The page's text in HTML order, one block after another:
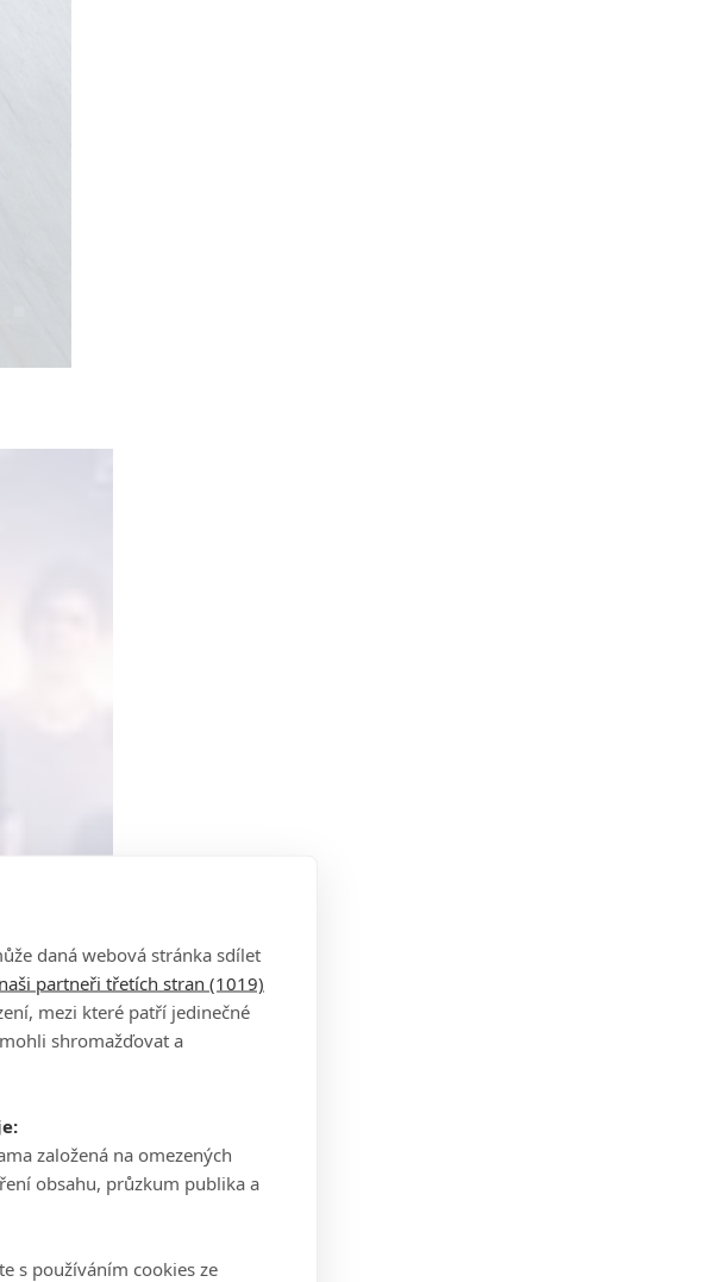
daná webová stránka sdílet
naši partneři třetích stran (1019)
mezi které patří jedinečné
shromažďovat a
založená na omezených
obsahu, průzkum publika a
s používáním cookies ze